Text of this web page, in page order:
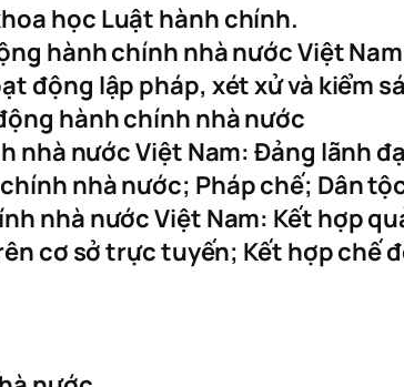
học Luật hành chính.
hành chính nhà nước Việt Nam
động lập pháp, xét xử và kiểm
hành chính nhà nước
nước Việt Nam: Đảng lãnh
nhà nước; Pháp chế; Dân
nhà nước Việt Nam: Kết hợp
cơ sở trực tuyến; Kết hợp chế